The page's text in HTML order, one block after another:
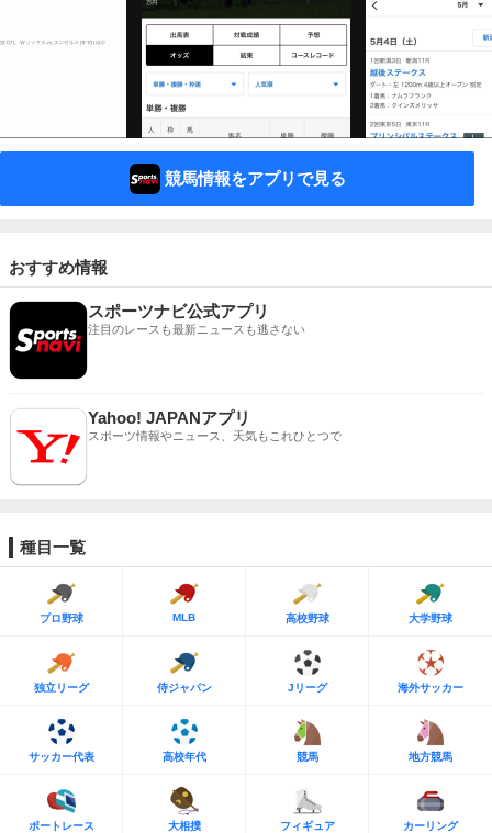
競馬情報をアプリで見る
おすすめ情報
スポーツナビ公式アプリ
注目のレースも最新ニュースも逃さない
Yahoo! JAPANアプリ
スポーツ情報やニュース、天気もこれひとつで
種目一覧
プロ野球 MLB 高校野球 大学野球
独立リーグ 侍ジャパン Jリーグ 海外サッカー
サッカー代表 高校年代 競馬 地方競馬
ボートレース 大相撲 フィギュア カーリング